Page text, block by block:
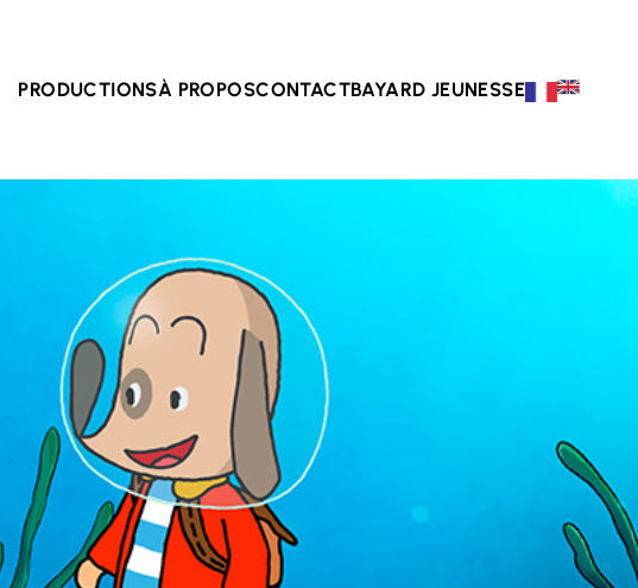
PRODUCTIONSÀ PROPOSCONTACTBAYARD JEUNESSE